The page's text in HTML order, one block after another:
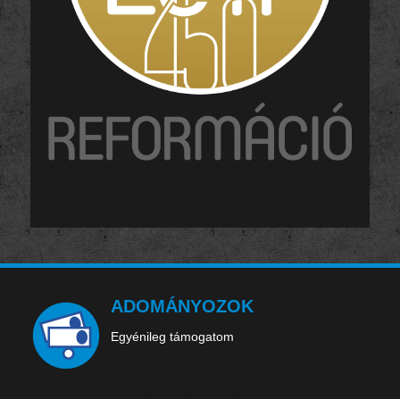
ADOMÁNYOZOK
Egyénileg támogatom